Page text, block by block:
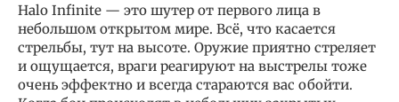
Halo Infinite — это шутер от первого лица в
небольшом открытом мире. Всё, что касается
стрельбы, тут на высоте. Оружие приятно стреляет
и ощущается, враги реагируют на выстрелы тоже
очень эффектно и всегда стараются вас обойти.